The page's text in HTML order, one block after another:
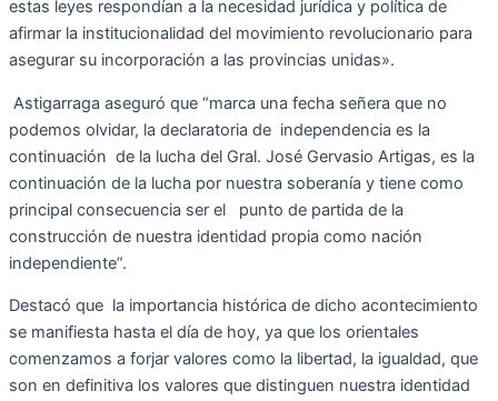
estas leyes respondían a la necesidad jurídica y política de
afirmar la institucionalidad del movimiento revolucionario para
asegurar su incorporación a las provincias unidas».
Astigarraga aseguró que “marca una fecha señera que no
podemos olvidar, la declaratoria de independencia es la
continuación de la lucha del Gral. José Gervasio Artigas, es la
continuación de la lucha por nuestra soberanía y tiene como
principal consecuencia ser el
punto de partida de la
construcción de nuestra identidad propia como nación
independiente”.
Destacó que la importancia histórica de dicho acontecimiento
se manifiesta hasta el día de hoy, ya que los orientales
comenzamos a forjar valores como la libertad, la igualdad, que
son en definitiva los valores que distinguen nuestra identidad